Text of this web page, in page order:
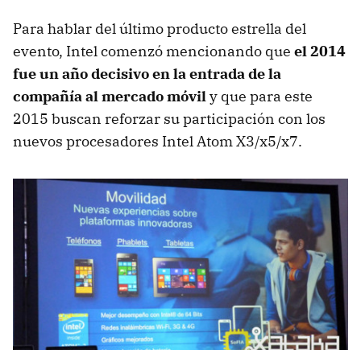
Para hablar del último producto estrella del
evento, Intel comenzó mencionando que el 2014
fue un año decisivo en la entrada de la
compañía al mercado móvily que para este
2015 buscan reforzar su participación con los
nuevos procesadores Intel Atom X3/x5/x7.